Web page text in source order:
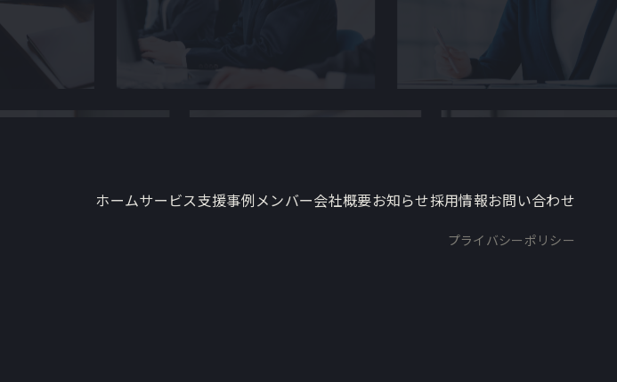
ホームサービス支援事例 メンバー会社概要お知らせ採用情報お問い合わせ
プライバシーポリシー